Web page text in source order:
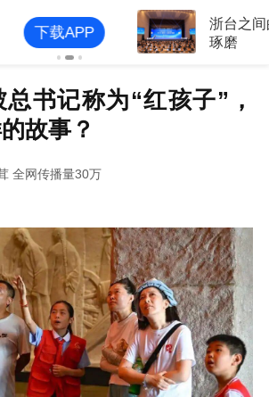
间的这三件事，值得细细
打开APP
书记称为“红孩子”，
故事？
全网传播量30万